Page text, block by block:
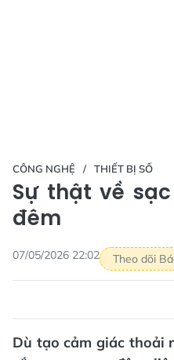
CÔNG NGHỆ THIẾT BỊ SỐ
Sự thật về
đêm
07/05/2026 22:02 Theo dõi
Dù tạo cảm giác thoải